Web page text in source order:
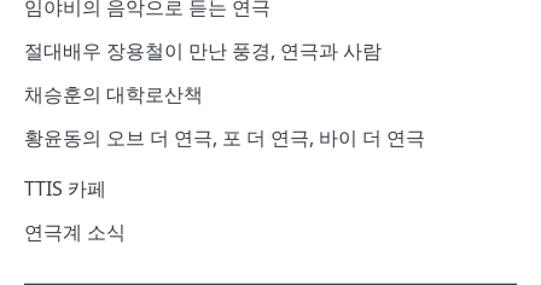
임야비의 음악으로 듣는 연극
절대배우 장용철이 만난 풍경, 연극과 사람
채승훈의 대학로산책
황윤동의 오브 더 연극, 포 더 연극, 바이 더 연극
TTIS 카페
연극계 소식